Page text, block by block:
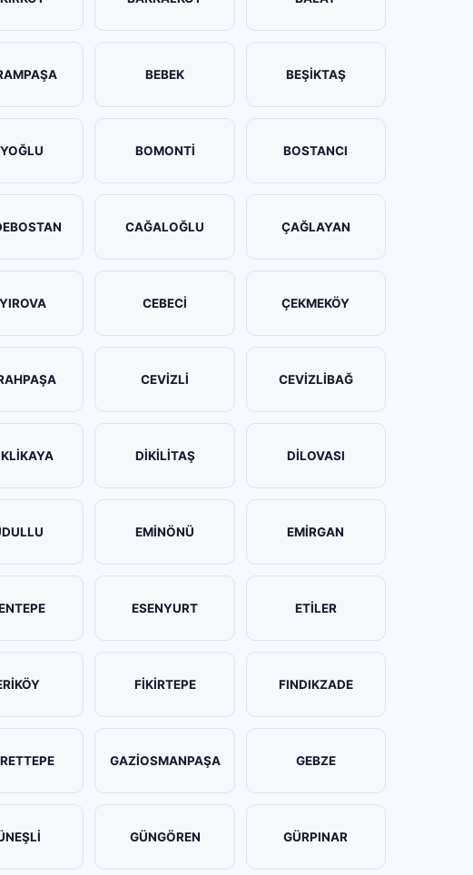
BEBEK BEŞİKTAŞ
BOMONTİ BOSTANCI
CAĞALOĞLU ÇAĞLAYAN
CEBECİ ÇEKMEKÖY
CEVİZLİ CEVİZLİBAĞ
DİKİLİTAŞ DİLOVASI
EMİNÖNÜ EMİRGAN
ESENYURT ETİLER
FİKİRTEPE FINDIKZADE
GAZİOSMANPAŞA GEBZE
GÜNGÖREN GÜRPINAR